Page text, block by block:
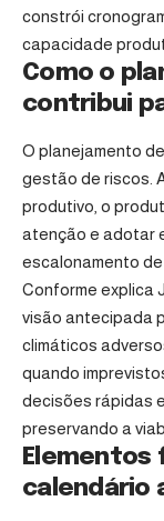
constrói
capacidade
Como o
contribui
O planejamento
gestão de riscos.
produtivo, o
atenção e adotar
escalonamento
Conforme explica
visão antecipada
climáticos
quando
decisões rápidas
preservando a
Elementos
calendário